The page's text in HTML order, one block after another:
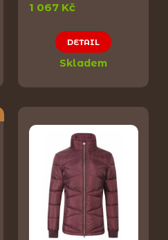
1 067 Kč
DETAIL
Skladem